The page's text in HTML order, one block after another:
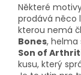
Některé
prodává něco
kterou nemá
Bones, helma
Son of
kusu, který